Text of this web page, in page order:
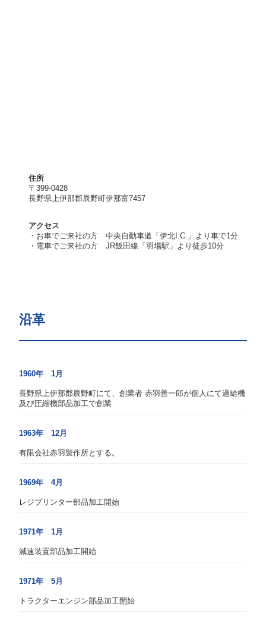
住所
〒399-0428
長野県上伊那郡辰野町伊那富7457
アクセス
・お車でご来社の方 中央自動車道「伊北I.C.」より車で1分
・電車でご来社の方 JR飯田線「羽場駅」より徒歩10分
沿革
1960年 1月
長野県上伊那郡辰野町にて、創業者 赤羽善一郎が個人にて過給機
及び圧縮機部品加工で創業
1963年 12月
有限会社赤羽製作所とする。
1969年 4月
レジプリンター部品加工開始
1971年 1月
減速装置部品加工開始
1971年 5月
トラクターエンジン部品加工開始